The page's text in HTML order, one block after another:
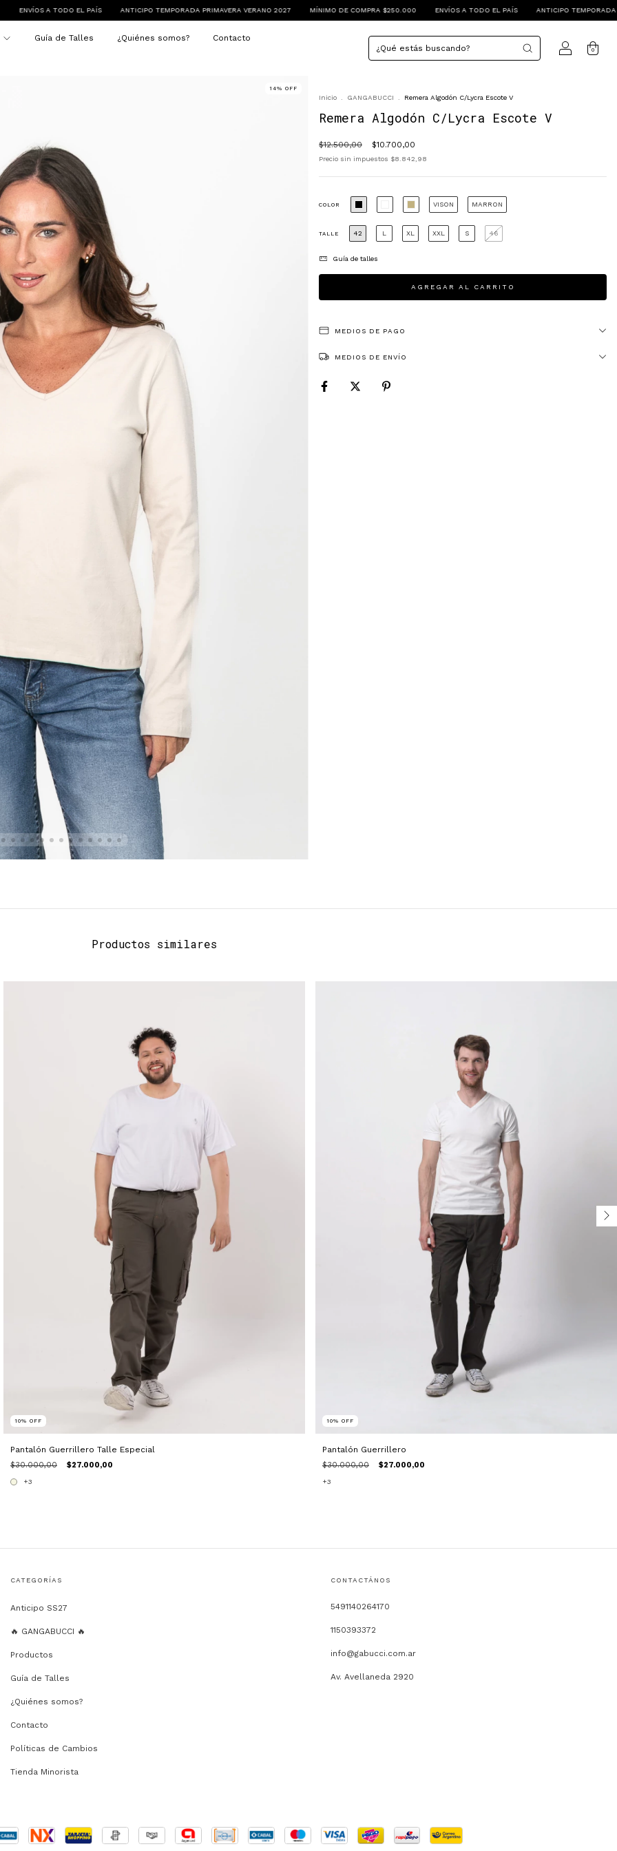
PAÍS ANTICIPO TEMPORADA PRIMAVERA VERANO 2027 MÍNIMO DE COMPRA $250.000 ENVÍOS A TODO EL PAÍS ANTICIPO TEMPORADA PRIMAVERA VERANO
Guía de Talles ¿Quiénes somos? Contacto
0
14% OFF
Inicio GANGABUCCI Remera Algodón C/Lycra Escote V
Remera Algodón C/Lycra Escote V
$12.500,00 $10.700,00
Precio sin impuestos $8.842,98
COLOR VISON MARRON
TALLE 42 L XL XXL S 46
Guía de talles
MEDIOS DE PAGO
MEDIOS DE ENVÍO
Productos similares
10% OFF
Pantalón Guerrillero Talle Especial
$30.000,00 $27.000,00
+3
10% OFF
Pantalón Guerrillero
$30.000,00 $27.000,00
+3
CATEGORÍAS
Anticipo SS27
🔥 GANGABUCCI 🔥
Productos
Guía de Talles
¿Quiénes somos?
Contacto
Políticas de Cambios
Tienda Minorista
CONTACTÁNOS
5491140264170
1150393372
info@gabucci.com.ar
Av. Avellaneda 2920